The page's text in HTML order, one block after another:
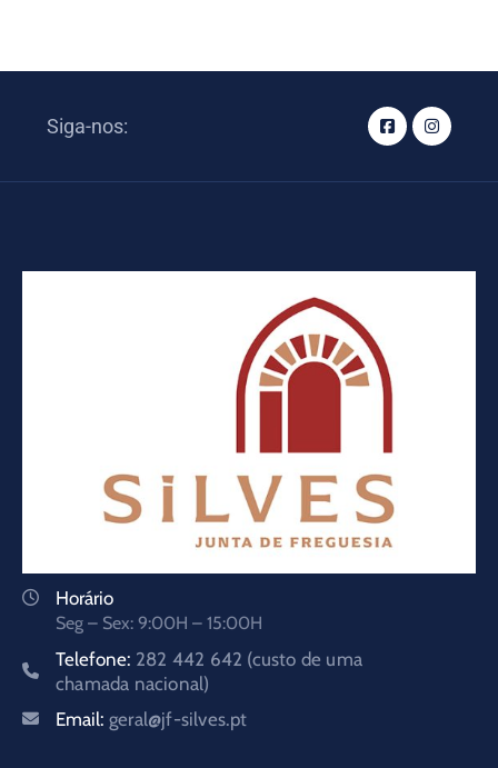
Siga-nos:
Horário
Seg – Sex: 9:00H – 15:00H
Telefone: 282 442 642 (custo de uma
chamada nacional)
Email: geral@jf-silves.pt